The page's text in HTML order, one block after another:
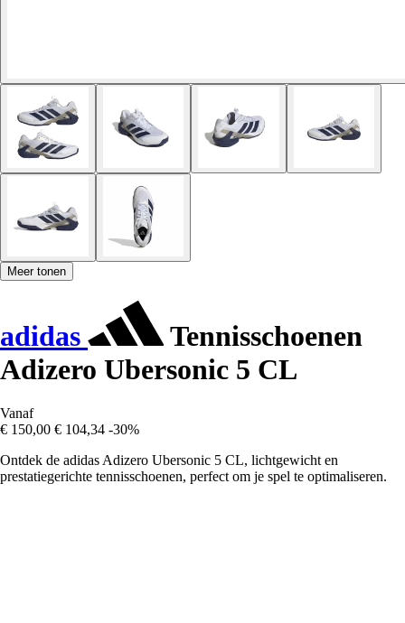
Meer tonen
adidas
Tennisschoenen
Adizero Ubersonic 5 CL
Vanaf
€ 150,00 € 104,34 -30%
Ontdek de adidas Adizero Ubersonic 5 CL, lichtgewicht en
prestatiegerichte tennisschoenen, perfect om je spel te optimaliseren.